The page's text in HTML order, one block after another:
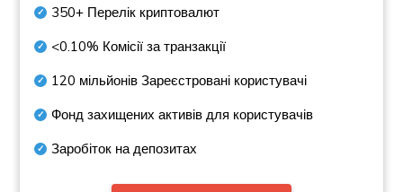
350+ Перелік криптовалют
<0.10% Комісії за транзакції
120 мільйонів Зареєстровані користувачі
Фонд захищених активів для користувачів
Заробіток на депозитах